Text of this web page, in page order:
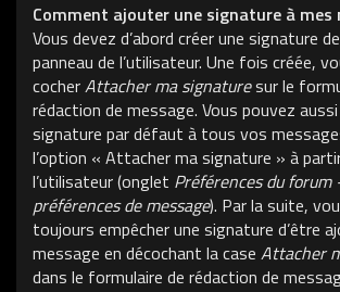
Comment ajouter une signature à mes
Vous devez d’abord créer une signature
panneau de l’utilisateur. Une fois créée,
cocherAttacher ma signaturesur le
rédaction de message. Vous pouvez
signature par défaut à tous vos
l’option « Attacher ma signature » à
l’utilisateur (onglet Préférences du
préférences de message). Par la suite,
toujours empêcher une signature d’être
message en décochant la case Attacher
dans le formulaire de rédaction de